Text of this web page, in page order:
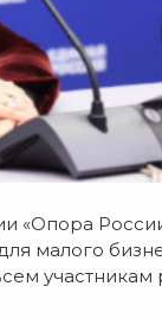
«Опора
малого
участникам